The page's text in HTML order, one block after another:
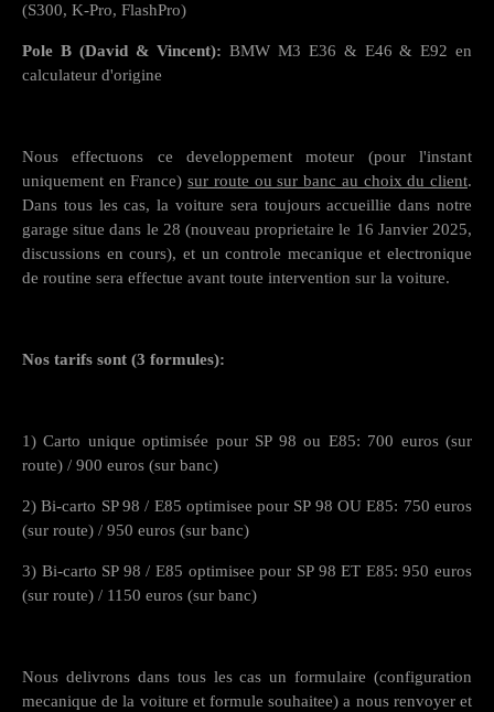
(S300, K-Pro, FlashPro)
Pole B (David & Vincent): BMW M3 E36 & E46 & E92 en
calculateur d'origine
Nous effectuons ce developpement moteur (pour l'instant
uniquement en France)sur route ou sur banc au choix du client.
Dans tous les cas, la voiture sera toujours accueillie dans notre
garage situe dans le 28 (nouveau proprietaire le 16 Janvier 2025,
discussions en cours), et un controle mecanique et electronique
de routine sera effectue avant toute intervention sur la voiture.
Nos tarifs sont (3 formules):
1) Carto unique optimisée pour SP 98 ou E85: 700 euros (sur
route) / 900 euros (sur banc)
2) Bi-carto SP 98 / E85 optimisee pour SP 98 OU E85: 750 euros
(sur route) / 950 euros (sur banc)
3) Bi-carto SP 98 / E85 optimisee pour SP 98 ET E85: 950 euros
(sur route) / 1150 euros (sur banc)
Nous delivrons dans tous les cas un formulaire (configuration
mecanique de la voiture et formule souhaitee) a nous renvoyer et